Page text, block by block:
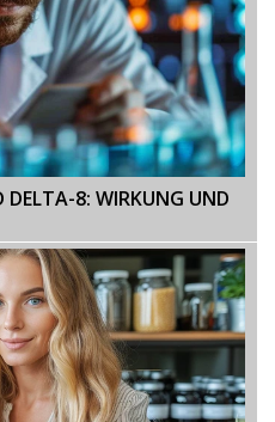
DELTA-8: WIRKUNG UND